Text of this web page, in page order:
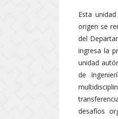
Esta
origen se
del
ingresa la
unidad
de
desafíos